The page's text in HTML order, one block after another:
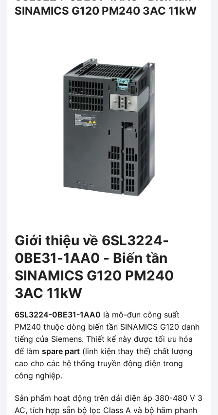
SINAMICS G120 PM240 3AC 11kW
Giới thiệu về 6SL3224-
0BE31-1AA0 - Biến tần
SINAMICS G120 PM240
3AC 11kW
6SL3224-0BE31-1AA0 là mô-đun công suất
PM240 thuộc dòng biến tần SINAMICS G120 danh
tiếng của Siemens. Thiết kế này được tối ưu hóa
để làm spare part (linh kiện thay thế) chất lượng
cao cho các hệ thống truyền động điện trong
công nghiệp.
Sản phẩm hoạt động trên dải điện áp 380-480 V 3
AC, tích hợp sẵn bộ lọc Class A và bộ hãm phanh